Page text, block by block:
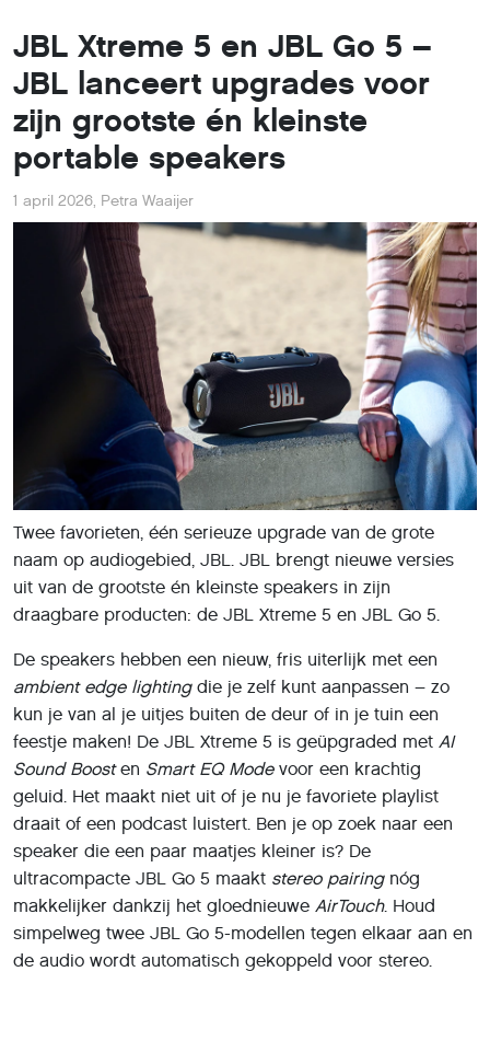
JBL Xtreme 5 en JBL Go 5 –
JBL lanceert upgrades voor
zijn grootste én kleinste
portable speakers
1 april 2026, Petra Waaijer
Twee favorieten, één serieuze upgrade van de grote
naam op audiogebied, JBL. JBL brengt nieuwe versies
uit van de grootste én kleinste speakers in zijn
draagbare producten: de JBL Xtreme 5 en JBL Go 5.
De speakers hebben een nieuw, fris uiterlijk met een
ambient edge lightingdie je zelf kunt aanpassen – zo
kun je van al je uitjes buiten de deur of in je tuin een
feestje maken! De JBL Xtreme 5 is geüpgraded met AI
Sound Boosten Smart EQ Modevoor een krachtig
geluid. Het maakt niet uit of je nu je favoriete playlist
draait of een podcast luistert. Ben je op zoek naar een
speaker die een paar maatjes kleiner is? De
ultracompacte JBL Go 5 maakt stereo pairingnóg
makkelijker dankzij het gloednieuwe AirTouch. Houd
simpelweg twee JBL Go 5-modellen tegen elkaar aan en
de audio wordt automatisch gekoppeld voor stereo.